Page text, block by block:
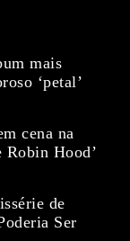
mais
‘petal’
cena na
Robin Hood’
de
Ser